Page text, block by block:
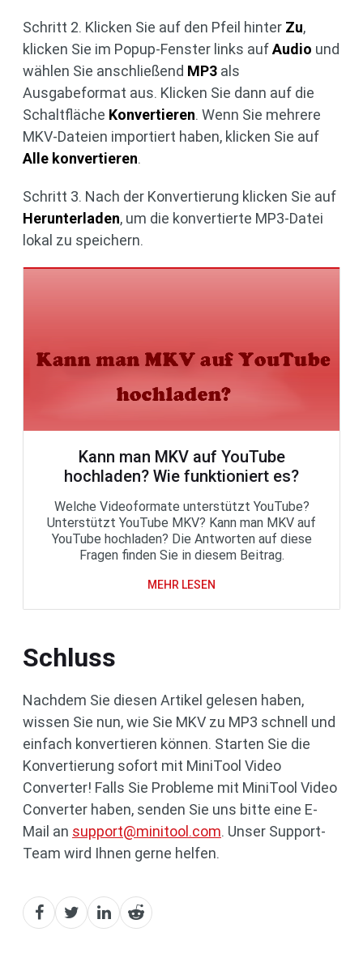
Schritt 2. Klicken Sie auf den Pfeil hinter Zu,
klicken Sie im Popup-Fenster links aufAudio und
wählen Sie anschließend MP3 als
Ausgabeformat aus. Klicken Sie dann auf die
Schaltfläche Konvertieren. Wenn Sie mehrere
MKV-Dateien importiert haben, klicken Sie auf
Alle konvertieren.
Schritt 3. Nach der Konvertierung klicken Sie auf
Herunterladen, um die konvertierte MP3-Datei
lokal zu speichern.
Kann man MKV auf YouTube
hochladen? Wie funktioniert es?
Welche Videoformate unterstützt YouTube?
Unterstützt YouTube MKV? Kann man MKV auf
YouTube hochladen? Die Antworten auf diese
Fragen finden Sie in diesem Beitrag.
MEHR LESEN
Schluss
Nachdem Sie diesen Artikel gelesen haben,
wissen Sie nun, wie Sie MKV zu MP3 schnell und
einfach konvertieren können. Starten Sie die
Konvertierung sofort mit MiniTool Video
Converter! Falls Sie Probleme mit MiniTool Video
Converter haben, senden Sie uns bitte eine E-
Mail an support@minitool.com. Unser Support-
Team wird Ihnen gerne helfen.